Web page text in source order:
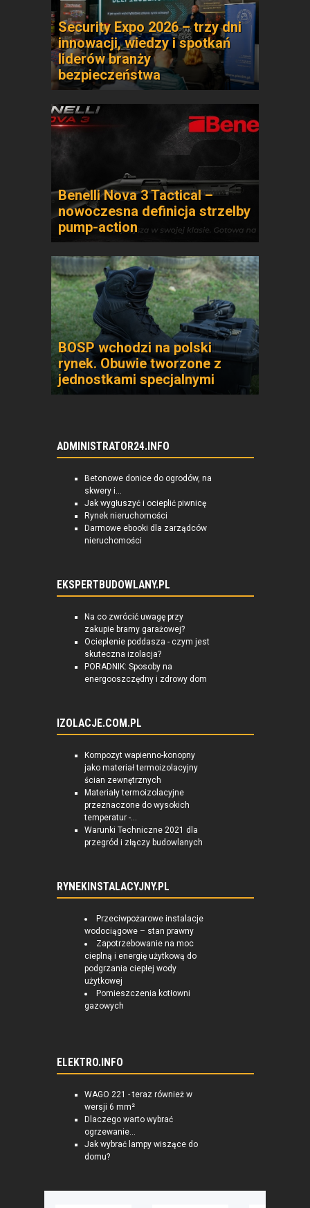
Security Expo 2026 – trzy dni
innowacji, wiedzy i spotkań
liderów branży
bezpieczeństwa
Benelli Nova 3 Tactical –
nowoczesna definicja strzelby
pump-action
BOSP wchodzi na polski
rynek. Obuwie tworzone z
jednostkami specjalnymi
ADMINISTRATOR24.INFO
Betonowe donice do ogrodów, na
skwery i...
Jak wygłuszyć i ocieplić piwnicę
Rynek nieruchomości
Darmowe ebooki dla zarządców
nieruchomości
EKSPERTBUDOWLANY.PL
Na co zwrócić uwagę przy
zakupie bramy garażowej?
Ocieplenie poddasza - czym jest
skuteczna izolacja?
PORADNIK: Sposoby na
energooszczędny i zdrowy dom
IZOLACJE.COM.PL
Kompozyt wapienno-konopny
jako materiał termoizolacyjny
ścian zewnętrznych
Materiały termoizolacyjne
przeznaczone do wysokich
temperatur -...
Warunki Techniczne 2021 dla
przegród i złączy budowlanych
RYNEKINSTALACYJNY.PL
Przeciwpożarowe instalacje
wodociągowe – stan prawny
Zapotrzebowanie na moc
cieplną i energię użytkową do
podgrzania ciepłej wody
użytkowej
Pomieszczenia kotłowni
gazowych
ELEKTRO.INFO
WAGO 221 - teraz również w
wersji 6 mm²
Dlaczego warto wybrać
ogrzewanie...
Jak wybrać lampy wiszące do
domu?